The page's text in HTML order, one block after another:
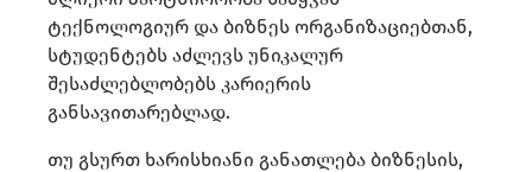
ტექნოლოგიურ და ბიზნეს ორგანიზაციებთან,
სტუდენტებს აძლევს უნიკალურ
შესაძლებლობებს კარიერის
განსავითარებლად.
თუ გსურთ ხარისხიანი განათლება ბიზნესის,